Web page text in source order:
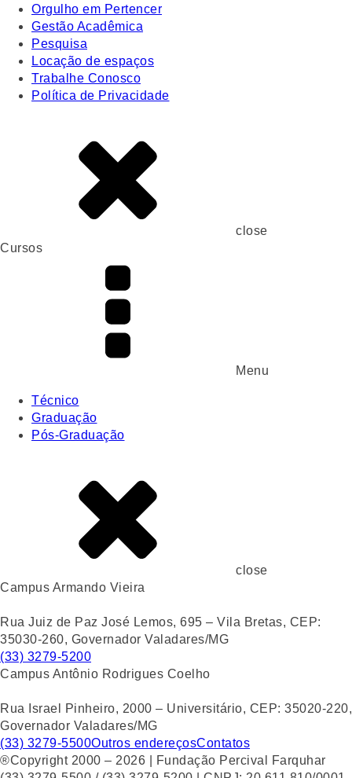
Orgulho em Pertencer
Gestão Acadêmica
Pesquisa
Locação de espaços
Trabalhe Conosco
Política de Privacidade
close
Cursos
Menu
Técnico
Graduação
Pós-Graduação
close
Campus Armando Vieira
Rua Juiz de Paz José Lemos, 695 – Vila Bretas, CEP:
35030-260, Governador Valadares/MG
(33) 3279-5200
Campus Antônio Rodrigues Coelho
Rua Israel Pinheiro, 2000 – Universitário, CEP: 35020-220,
Governador Valadares/MG
(33) 3279-5500Outros endereçosContatos
®Copyright 2000 – 2026 | Fundação Percival Farquhar